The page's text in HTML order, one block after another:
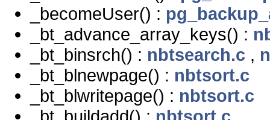
_becomeUser() :
_bt_advance_array_keys() :
_bt_binsrch() : nbtsearch.c ,
_bt_blnewpage() : nbtsort.c
_bt_blwritepage() : nbtsort.c